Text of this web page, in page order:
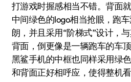
打游戏时握感相当不错。背面
中间绿色的logo相当抢眼，跑
朗，并且采用“阶梯式”设计，
背面，倒更像是一辆跑车的车
黑鲨手机的中框也同样采用绿
和背面正好相呼应，使得整机看